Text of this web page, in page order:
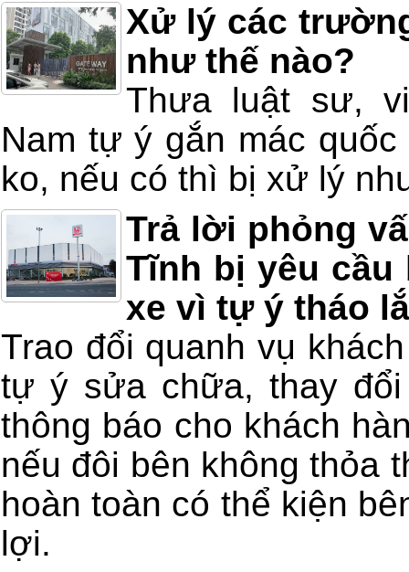
Xử lý các
như thế nào?
Thưa luật sư,
Nam tự ý gắn mác
ko, nếu có thì bị xử lý
Trả lời phỏng
Tĩnh bị yêu
xe vì tự ý tháo
Trao đổi quanh vụ
tự ý sửa chữa, thay
thông báo cho khách
nếu đôi bên không thỏa
hoàn toàn có thể kiện
lợi.